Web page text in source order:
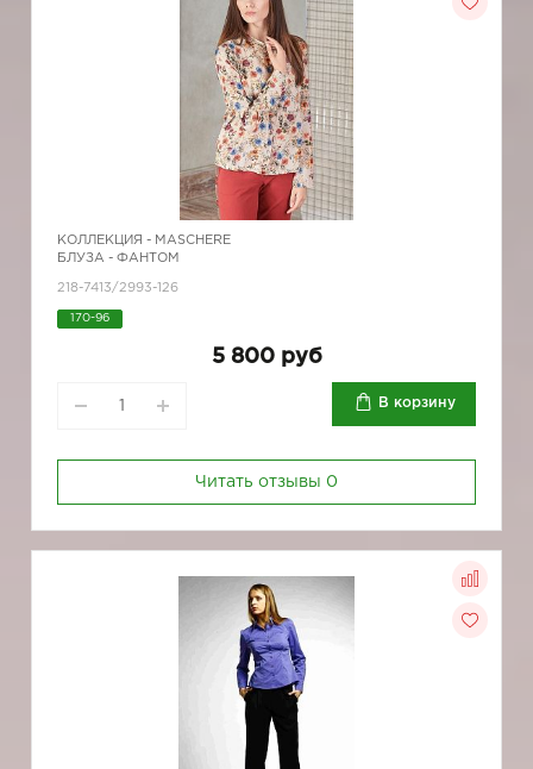
КОЛЛЕКЦИЯ - MASCHERE
БЛУЗА - ФАНТОМ
218-7413/2993-126
170-96
5 800 руб
В корзину
Читать отзывы 0